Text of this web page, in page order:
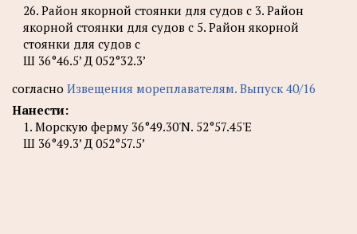
26. Район якорной стоянки для судов с 3. Район
якорной стоянки для судов с 5. Район якорной
стоянки для судов с
Ш 36°46.5’ Д 052°32.3’
согласно Извещения мореплавателям. Выпуск 40/16
Нанести:
1. Морскую ферму 36°49.30'N. 52°57.45'E
Ш 36°49.3’ Д 052°57.5’